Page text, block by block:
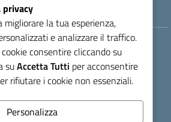
PARMA (PR)
Email: PRIS00400B@istruzione.it
(PEC):pris00400b@pec.istruzione.it
Amministrazioni (IPA): istsc_pris00400b
migliorare la tua esperienza,
e analizzare il traffico.
consentire cliccando su
suAccetta Tutti per acconsentire
rifiutare i cookie non essenziali.
Personalizza